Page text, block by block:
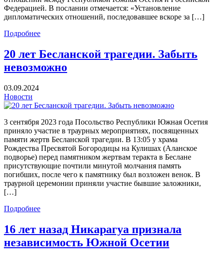
Федерацией. В послании отмечается: «Установление
дипломатических отношений, последовавшее вскоре за […]
Подробнее
20 лет Бесланской трагедии. Забыть
невозможно
03.09.2024
Новости
3 сентября 2023 года Посольство Республики Южная Осетия
приняло участие в траурных мероприятиях, посвященных
памяти жертв Бесланской трагедии. В 13:05 у храма
Рождества Пресвятой Богородицы на Кулишах (Аланское
подворье) перед памятником жертвам теракта в Беслане
присутствующие почтили минутой молчания память
погибших, после чего к памятнику был возложен венок. В
траурной церемонии приняли участие бывшие заложники,
[…]
Подробнее
16 лет назад Никарагуа признала
независимость Южной Осетии